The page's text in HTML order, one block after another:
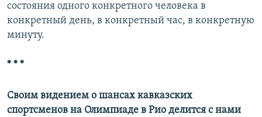
состояния одного конкретного человека в
конкретный день, в конкретный час, в конкретную
минуту.
* * *
Своим видением о шансах кавказских
спортсменов на Олимпиаде в Рио делится с нами